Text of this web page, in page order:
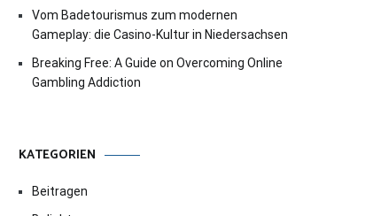
Vom Badetourismus zum modernen
Gameplay: die Casino-Kultur in Niedersachsen
Breaking Free: A Guide on Overcoming Online
Gambling Addiction
KATEGORIEN
Beitragen